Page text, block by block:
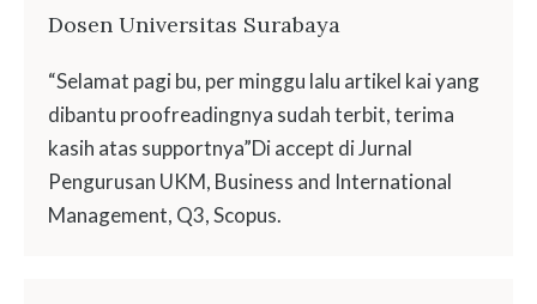
Dosen Universitas Surabaya
“Selamat pagi bu, per minggu lalu artikel kai yang
dibantu proofreadingnya sudah terbit, terima
kasih atas supportnya”Di accept di Jurnal
Pengurusan UKM, Business and International
Management, Q3, Scopus.